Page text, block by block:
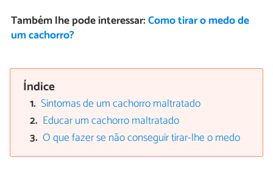
Também lhe pode interessar:Como tirar o medo de
um cachorro?
Índice
Sintomas de um cachorro maltratado
Educar um cachorro maltratado
O que fazer se não conseguir tirar-lhe o medo